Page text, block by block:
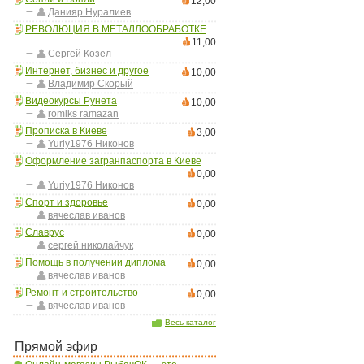
Данияр Нуралиев
РЕВОЛЮЦИЯ В МЕТАЛЛООБРАБОТКЕ
11,00
Сергей Козел
Интернет, бизнес и другое
10,00
Владимир Скорый
Видеокурсы Рунета
10,00
romiks ramazan
Прописка в Киеве
3,00
Yuriy1976 Никонов
Оформление загранпаспорта в Киеве
0,00
Yuriy1976 Никонов
Спорт и здоровье
0,00
вячеслав иванов
Славрус
0,00
сергей николайчук
Помощь в получении диплома
0,00
вячеслав иванов
Ремонт и строительство
0,00
вячеслав иванов
Весь каталог
Прямой эфир